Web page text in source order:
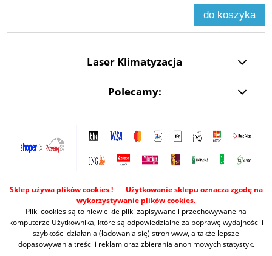
do koszyka
Laser Klimatyzacja
Polecamy:
Sklep używa plików cookies ! Użytkowanie sklepu oznacza zgodę na
wykorzystywanie plików cookies.
Pliki cookies są to niewielkie pliki zapisywane i przechowywane na
komputerze Użytkownika, które są odpowiedzialne za poprawę wydajności i
szybkości działania (ładowania się) stron www, a także lepsze
dopasowywania treści i reklam oraz zbierania anonimowych statystyk.